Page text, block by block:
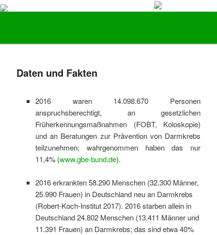
Stiftung LebensBlicke
Daten und Fakten
2016 waren 14.098.670 Personen
anspruchsberechtigt, an gesetzlichen
Früherkennungsmaßnahmen (FOBT, Koloskopie)
und an Beratungen zur Prävention von Darmkrebs
teilzunehmen; wahrgenommen haben das nur
11,4% (www.gbe-bund.de).
2016 erkrankten 58.290 Menschen (32.300 Männer,
25.990 Frauen) in Deutschland neu an Darmkrebs
(Robert-Koch-Institut 2017). 2016 starben allein in
Deutschland 24.802 Menschen (13.411 Männer und
11.391 Frauen) an Darmkrebs; das sind etwa 40%